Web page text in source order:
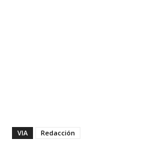
VIA Redacción